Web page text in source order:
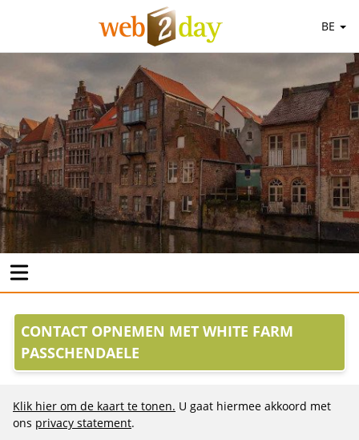
BE
CONTACT OPNEMEN MET WHITE FARM
PASSCHENDAELE
Klik hier om de kaart te tonen. U gaat hiermee akkoord met
ons privacy statement.